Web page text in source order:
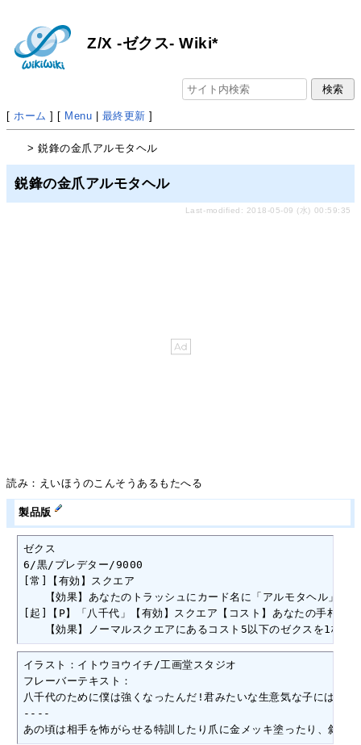
Z/X -ゼクス- Wiki*
[ ホーム ] [ Menu | 最終更新 ]
> 鋭鋒の金爪アルモタヘル
鋭鋒の金爪アルモタヘル
Last-modified: 2018-05-09 (水) 00:59:35
読み：えいほうのこんそうあるもたへる
製品版
ゼクス
6/黒/プレデター/9000
[常]【有効】スクエア
【効果】あなたのトラッシュにカード名に「アルモタヘル」を
[起]【P】「八千代」【有効】スクエア【コスト】あなたの手札に
【効果】ノーマルスクエアにあるコスト5以下のゼクスを1枚選
イラスト：イトウヨウイチ/工画堂スタジオ
フレーバーテキスト：
八千代のために僕は強くなったんだ!君みたいな生意気な子には
----
あの頃は相手を怖がらせる特訓したり爪に金メッキ塗ったり、斜